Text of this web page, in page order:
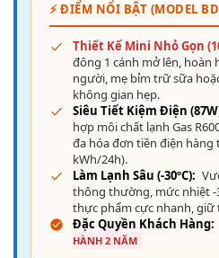
⚡ ĐIỂM NỔI BẬT (MODEL
Thiết Kế Mini Nhỏ Gọn
đông 1 cánh mở lên, hoàn
người, mẹ bỉm trữ sữa
không gian hẹp.
Siêu Tiết Kiệm Điện
hợp môi chất lạnh Gas
đa hóa đơn tiền điện hàng
kWh/24h).
Làm Lạnh Sâu (-30ºC):
thông thường, mức nhiệt -
thực phẩm cực nhanh,
Đặc Quyền Khách Hàng:
HÀNH 2 NĂM